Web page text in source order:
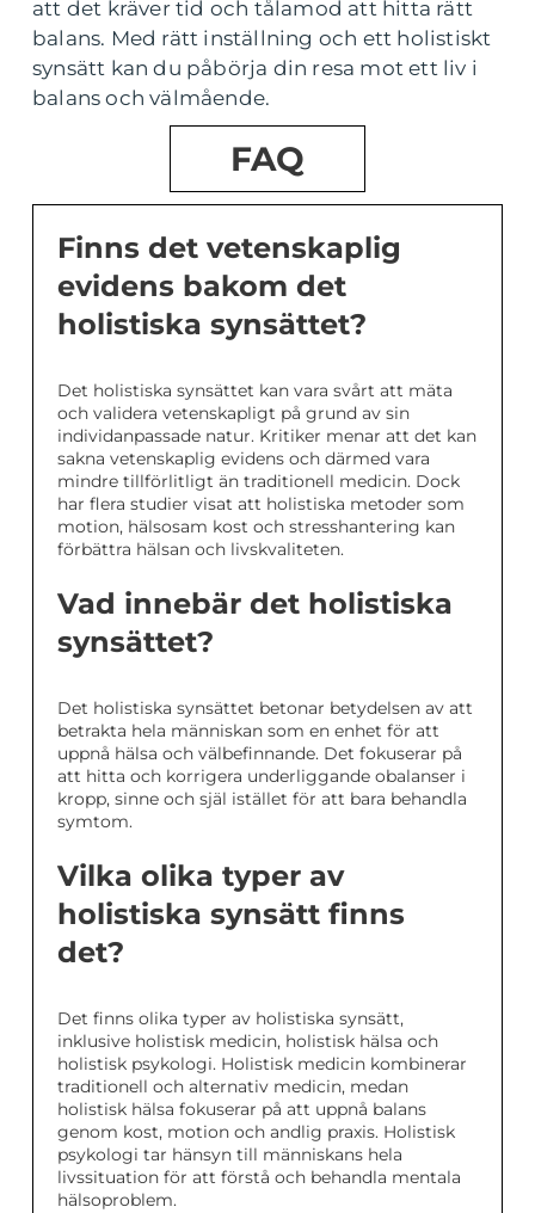
att det kräver tid och tålamod att hitta rätt
balans. Med rätt inställning och ett holistiskt
synsätt kan du påbörja din resa mot ett liv i
balans och välmående.
FAQ
Finns det vetenskaplig
evidens bakom det
holistiska synsättet?
Det holistiska synsättet kan vara svårt att mäta
och validera vetenskapligt på grund av sin
individanpassade natur. Kritiker menar att det kan
sakna vetenskaplig evidens och därmed vara
mindre tillförlitligt än traditionell medicin. Dock
har flera studier visat att holistiska metoder som
motion, hälsosam kost och stresshantering kan
förbättra hälsan och livskvaliteten.
Vad innebär det holistiska
synsättet?
Det holistiska synsättet betonar betydelsen av att
betrakta hela människan som en enhet för att
uppnå hälsa och välbefinnande. Det fokuserar på
att hitta och korrigera underliggande obalanser i
kropp, sinne och själ istället för att bara behandla
symtom.
Vilka olika typer av
holistiska synsätt finns
det?
Det finns olika typer av holistiska synsätt,
inklusive holistisk medicin, holistisk hälsa och
holistisk psykologi. Holistisk medicin kombinerar
traditionell och alternativ medicin, medan
holistisk hälsa fokuserar på att uppnå balans
genom kost, motion och andlig praxis. Holistisk
psykologi tar hänsyn till människans hela
livssituation för att förstå och behandla mentala
hälsoproblem.